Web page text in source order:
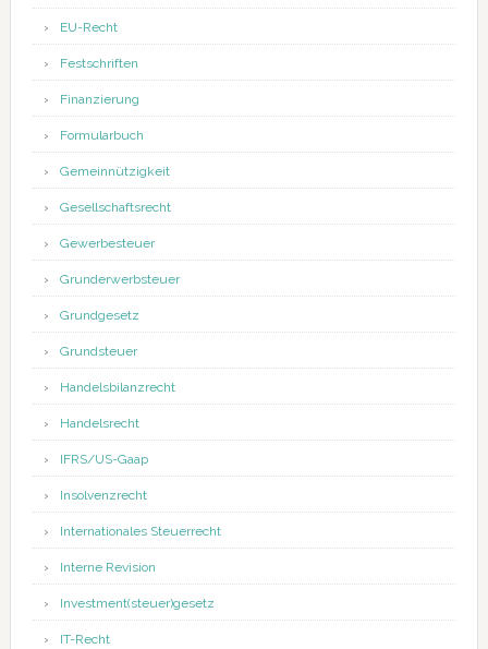
EU-Recht
Festschriften
Finanzierung
Formularbuch
Gemeinnützigkeit
Gesellschaftsrecht
Gewerbesteuer
Grunderwerbsteuer
Grundgesetz
Grundsteuer
Handelsbilanzrecht
Handelsrecht
IFRS/US-Gaap
Insolvenzrecht
Internationales Steuerrecht
Interne Revision
Investment(steuer)gesetz
IT-Recht